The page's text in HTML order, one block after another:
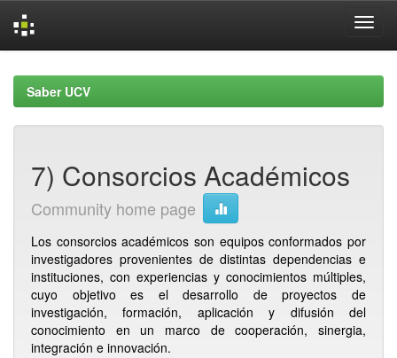
navigationSaber UCV
7) Consorcios Académicos
Community home page
Los consorcios académicos son equipos conformados por
investigadores provenientes de distintas dependencias e
instituciones, con experiencias y conocimientos múltiples,
cuyo objetivo es el desarrollo de proyectos de
investigación, formación, aplicación y difusión del
conocimiento en un marco de cooperación, sinergia,
integración e innovación.